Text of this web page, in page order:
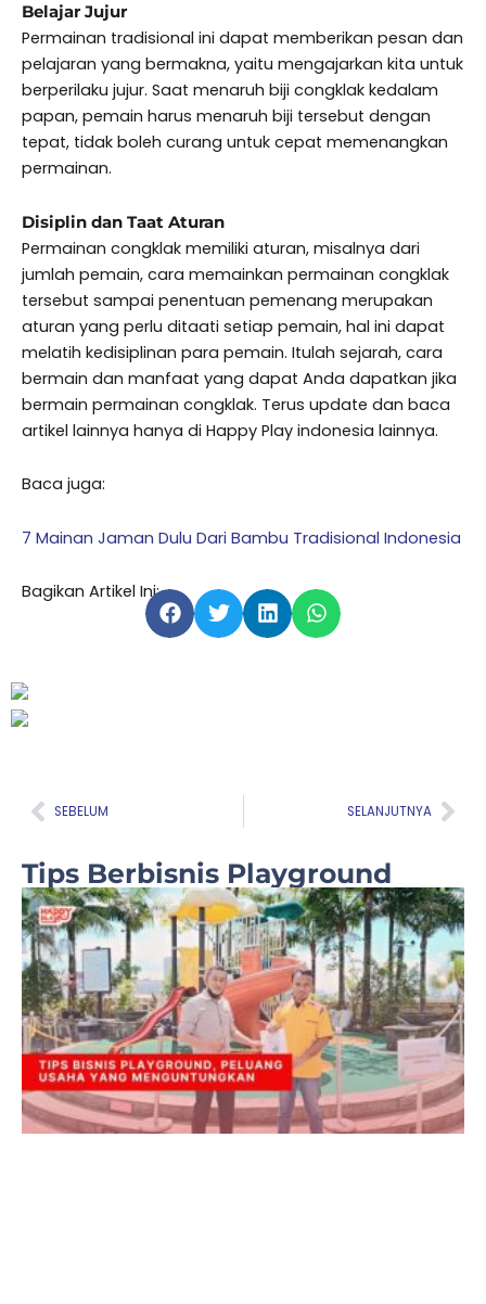
Belajar Jujur
Permainan tradisional ini dapat memberikan pesan dan
pelajaran yang bermakna, yaitu mengajarkan kita untuk
berperilaku jujur. Saat menaruh biji congklak kedalam
papan, pemain harus menaruh biji tersebut dengan
tepat, tidak boleh curang untuk cepat memenangkan
permainan.
Disiplin dan Taat Aturan
Permainan congklak memiliki aturan, misalnya dari
jumlah pemain, cara memainkan permainan congklak
tersebut sampai penentuan pemenang merupakan
aturan yang perlu ditaati setiap pemain, hal ini dapat
melatih kedisiplinan para pemain. Itulah sejarah, cara
bermain dan manfaat yang dapat Anda dapatkan jika
bermain permainan congklak. Terus update dan baca
artikel lainnya hanya di Happy Play indonesia lainnya.
Baca juga:
7 Mainan Jaman Dulu Dari Bambu Tradisional Indonesia
Bagikan Artikel Ini:
Prev
SEBELUM SELANJUTNYA
Tips Berbisnis Playground